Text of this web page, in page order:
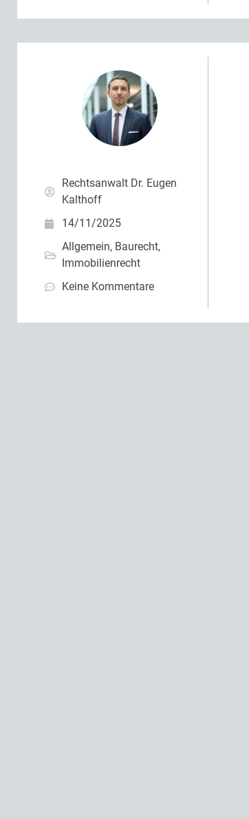
Rechtsanwalt Dr. Eugen
Kalthoff
14/11/2025
Allgemein, Baurecht,
Immobilienrecht
Keine Kommentare